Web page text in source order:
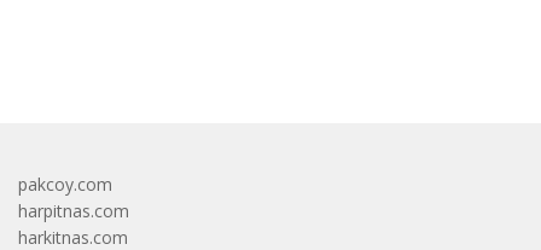
pakcoy.com
harpitnas.com
harkitnas.com